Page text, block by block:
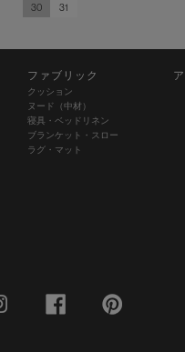
30
31
ファブリック
クッション
ヌード（中材）
寝具・ベッドリネン
ブランケット・スロー
ラグ・マット